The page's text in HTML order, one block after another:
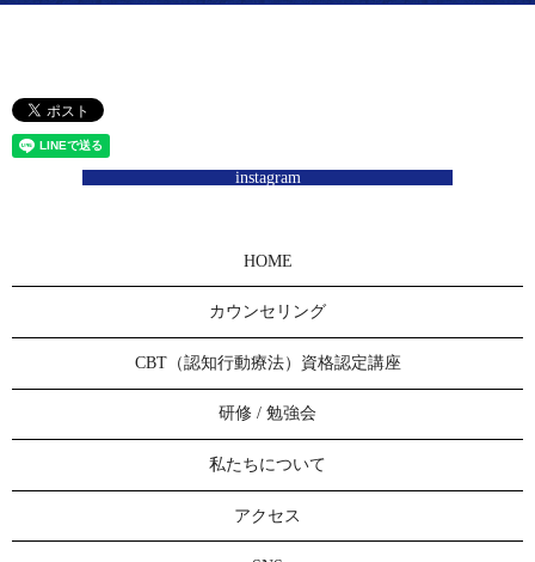
instagram
HOME
カウンセリング
CBT（認知行動療法）資格認定講座
研修 / 勉強会
私たちについて
アクセス